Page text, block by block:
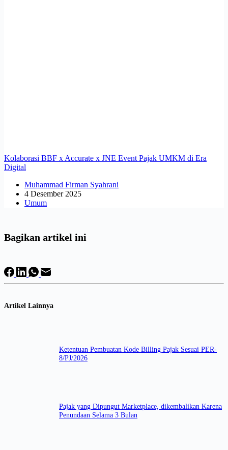
Kolaborasi BBF x Accurate x JNE Event Pajak UMKM di Era
Digital
Muhammad Firman Syahrani
4 Desember 2025
Umum
Bagikan artikel ini
Artikel Lainnya
Ketentuan Pembuatan Kode Billing Pajak Sesuai PER-
8/PJ/2026
Pajak yang Dipungut Marketplace, dikembalikan Karena
Penundaan Selama 3 Bulan